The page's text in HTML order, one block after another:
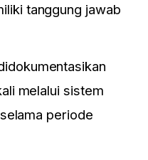
tanggung jawab
melalui sistem
periode